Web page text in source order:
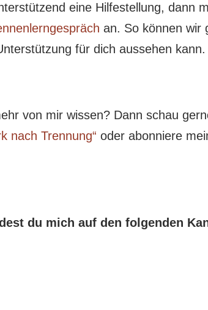
eine Hilfestellung, dann
an. So können wir
für dich aussehen kann.
von mir wissen? Dann schau
nach Trennung“ oder abonniere
du mich auf den folgenden